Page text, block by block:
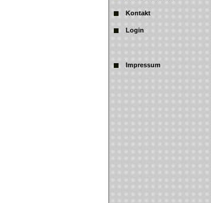
Kontakt
Login
Impressum